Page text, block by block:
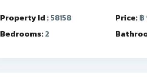
Property Id :58158 Price:฿
Bedrooms:2